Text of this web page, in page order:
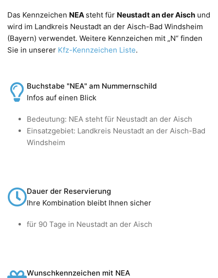
Das Kennzeichen NEA steht für Neustadt an der Aisch und
wird im Landkreis Neustadt an der Aisch-Bad Windsheim
(Bayern) verwendet. Weitere Kennzeichen mit „N“ finden
Sie in unserer Kfz-Kennzeichen Liste.
Buchstabe "NEA" am Nummernschild
Infos auf einen Blick
Bedeutung: NEA steht für Neustadt an der Aisch
Einsatzgebiet: Landkreis Neustadt an der Aisch-Bad
Windsheim
Dauer der Reservierung
Ihre Kombination bleibt Ihnen sicher
für 90 Tage in Neustadt an der Aisch
Wunschkennzeichen mit NEA